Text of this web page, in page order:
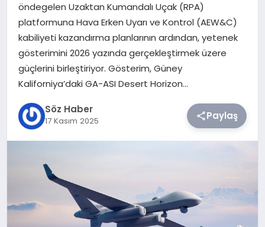
SIYASET
YAŞAM
öndegelen Uzaktan Kumandalı Uçak (RPA)
platformuna Hava Erken Uyarı ve Kontrol (AEW&C)
kabiliyeti kazandırma planlarının ardından, yetenek
gösterimini 2026 yazında gerçekleştirmek üzere
güçlerini birleştiriyor. Gösterim, Güney
Kaliforniya’daki GA-ASI Desert Horizon…
Söz Haber
17 Kasım 2025 Paylaş